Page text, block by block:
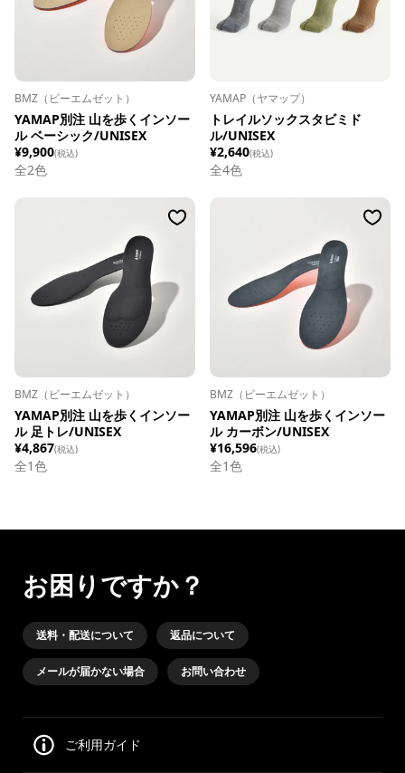
BMZ（ビーエムゼット）
YAMAP別注 山を歩くインソー
ル ベーシック/UNISEX
¥9,900(税込)
全2色
YAMAP（ヤマップ）
トレイルソックスタビミド
ル/UNISEX
¥2,640(税込)
全4色
BMZ（ビーエムゼット）
YAMAP別注 山を歩くインソー
ル 足トレ/UNISEX
¥4,867(税込)
全1色
BMZ（ビーエムゼット）
YAMAP別注 山を歩くインソー
ル カーボン/UNISEX
¥16,596(税込)
全1色
お困りですか？
送料・配送について 返品について
メールが届かない場合 お問い合わせ
ご利用ガイド